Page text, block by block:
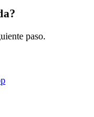
paso.